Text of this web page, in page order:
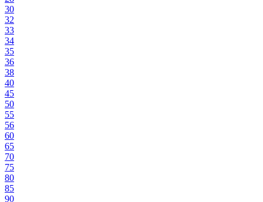
30
32
33
34
35
36
38
40
45
50
55
56
60
65
70
75
80
85
90